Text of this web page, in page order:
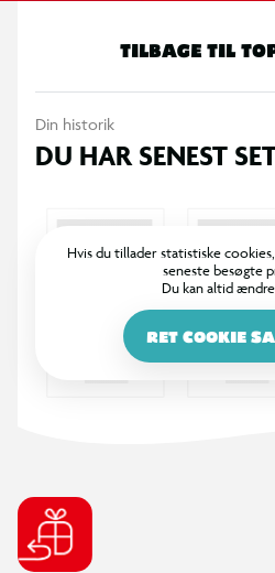
TILBAGE TIL
Din historik
DU HAR SENEST
Hvis du tillader statistiske
seneste besøgte
Du kan altid
RET COOKIE